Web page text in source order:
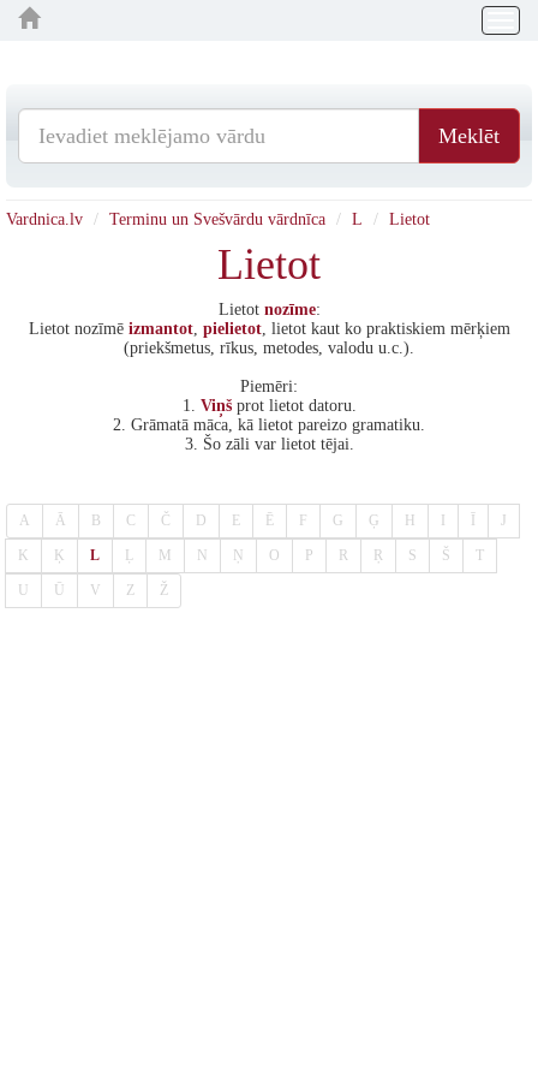
Meklēt
Vardnica.lv Terminu un Svešvārdu vārdnīca L Lietot
Lietot
Lietot nozīme:
Lietot nozīmē izmantot, pielietot, lietot kaut ko praktiskiem mērķiem
(priekšmetus, rīkus, metodes, valodu u.c.).
Piemēri:
1. Viņšprot lietot datoru.
2. Grāmatā māca, kā lietot pareizo gramatiku.
3. Šo zāli var lietot tējai.
A Ā B C Č D E Ē F G Ģ H J
K Ķ L Ļ M N Ņ O P R Ŗ S Š T
U Ū V Z Ž